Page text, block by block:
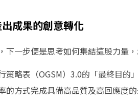
成果的創意轉化
下一步便是思考如何集結這股力量
策略表（OGSM）3.0的「最終目
的方式完成具備高品質及高回應度